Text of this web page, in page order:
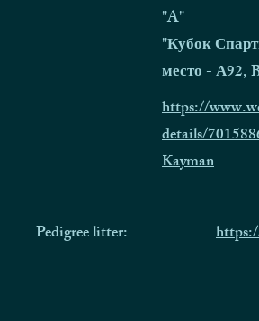
"A"
"Кубок
место - А92,
https://
details/
Kayman
Pedigree litter: